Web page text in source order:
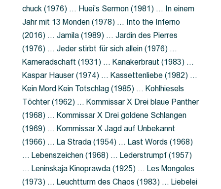
chuck (1976) … Huei’s Sermon (1981) … In einem
Jahr mit 13 Monden (1978) … Into the Inferno
(2016) … Jamila (1989) … Jardin des Pierres
(1976) … Jeder stirbt für sich allein (1976) …
Kameradschaft (1931) … Kanakerbraut (1983) …
Kaspar Hauser (1974) … Kassettenliebe (1982) …
Kein Mord Kein Totschlag (1985) … Kohlhiesels
Töchter (1962) … Kommissar X Drei blaue Panther
(1968) … Kommissar X Drei goldene Schlangen
(1969) … Kommissar X Jagd auf Unbekannt
(1966) … La Strada (1954) … Last Words (1968)
… Lebenszeichen (1968) … Lederstrumpf (1957)
… Leninskaja Kinoprawda (1925) … Les Mongoles
(1973) … Leuchtturm des Chaos (1983) … Liebelei